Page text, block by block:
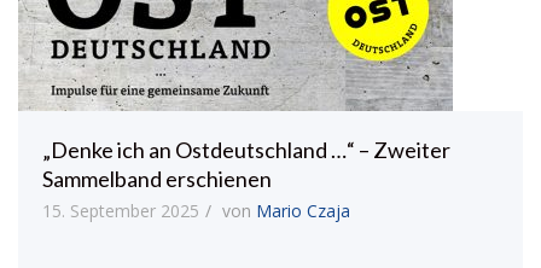
„Denke ich an Ostdeutschland …“ – Zweiter
Sammelband erschienen
15. September 2025 von Mario Czaja